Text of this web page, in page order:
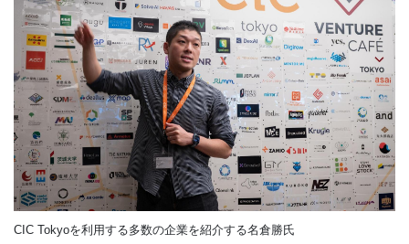
CIC Tokyoを利用する多数の企業を紹介する名倉勝氏